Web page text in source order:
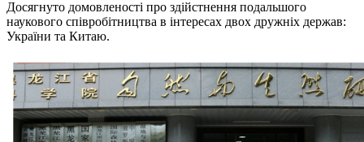
Досягнуто домовленості про здійстнення подальшого
наукового співробітництва в інтересах двох дружніх держав:
України та Китаю.